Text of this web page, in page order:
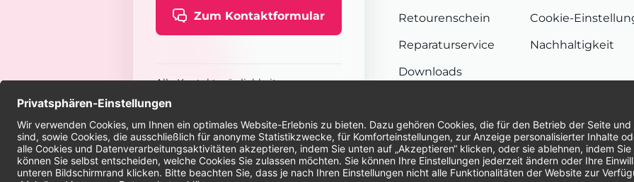
Zum Kontaktformular
Alle Kontaktmöglichkeiten
Retourenschein
Reparaturservice
Downloads
Cookie-
Nachhaltigkeit